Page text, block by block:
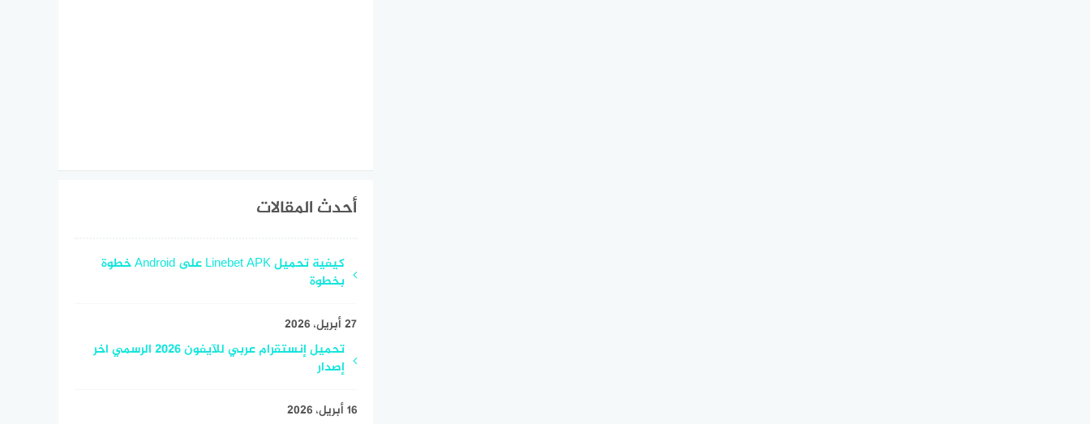
أحدث المقالات
كيفية تحميل Linebet APK على Android خطوة
بخطوة
27 أبريل، 2026
تحميل إنستقرام عربي للآيفون 2026 الرسمي اخر
إصدار
16 أبريل، 2026